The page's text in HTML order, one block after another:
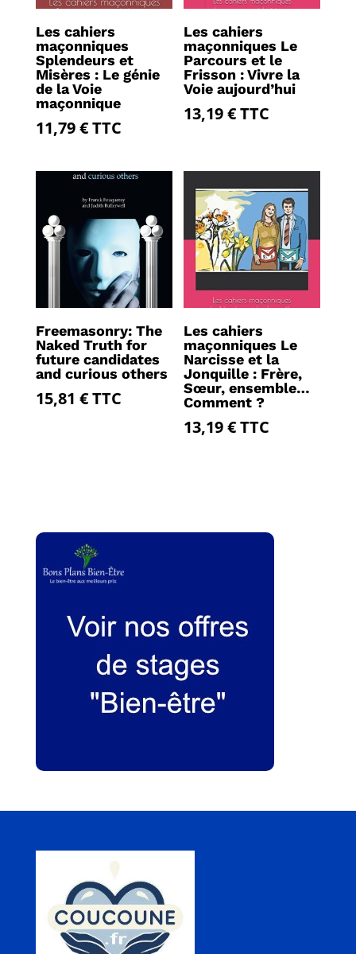
Les cahiers
maçonniques
Splendeurs et
Misères : Le génie
de la Voie
maçonnique
11,79€TTC
Les cahiers
maçonniques Le
Parcours et le
Frisson : Vivre la
Voie aujourd’hui
13,19€TTC
Freemasonry: The
Naked Truth for
future candidates
and curious others
15,81 €TTC
Les cahiers
maçonniques Le
Narcisse et la
Jonquille : Frère,
Sœur, ensemble…
Comment ?
13,19€TTC